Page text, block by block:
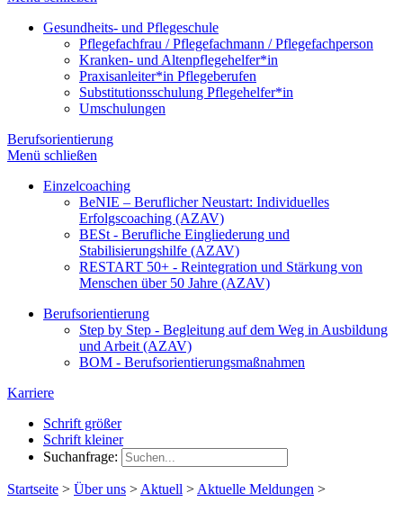
Gesundheits- und Pflegeschule
Pflegefachfrau / Pflegefachmann / Pflegefachperson
Kranken- und Altenpflegehelfer*in
Praxisanleiter*in Pflegeberufen
Substitutionsschulung Pflegehelfer*in
Umschulungen
Berufsorientierung
Menü schließen
Einzelcoaching
BeNIE – Beruflicher Neustart: Individuelles
Erfolgscoaching (AZAV)
BESt - Berufliche Eingliederung und
Stabilisierungshilfe (AZAV)
RESTART 50+ - Reintegration und Stärkung von
Menschen über 50 Jahre (AZAV)
Berufsorientierung
Step by Step - Begleitung auf dem Weg in Ausbildung
und Arbeit (AZAV)
BOM - Berufsorientierungsmaßnahmen
Karriere
Schrift größer
Schrift kleiner
Suchanfrage:
Startseite > Über uns > Aktuell > Aktuelle Meldungen >